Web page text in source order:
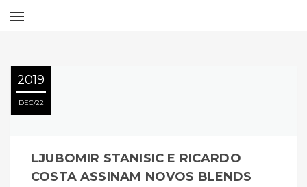
2019
DEC 22
LJUBOMIR STANISIC E RICARDO
COSTA ASSINAM NOVOS BLENDS